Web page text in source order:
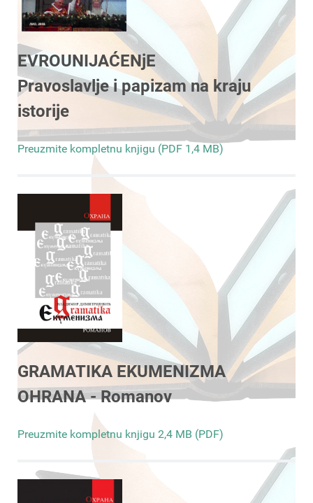
EVROUNIJAĆENjE
Pravoslavlje i papizam na kraju
istorije
Preuzmite kompletnu knjigu (PDF 1,4 MB)
GRAMATIKA EKUMENIZMA
OHRANA - Romanov
Preuzmite kompletnu knjigu 2,4 MB (PDF)